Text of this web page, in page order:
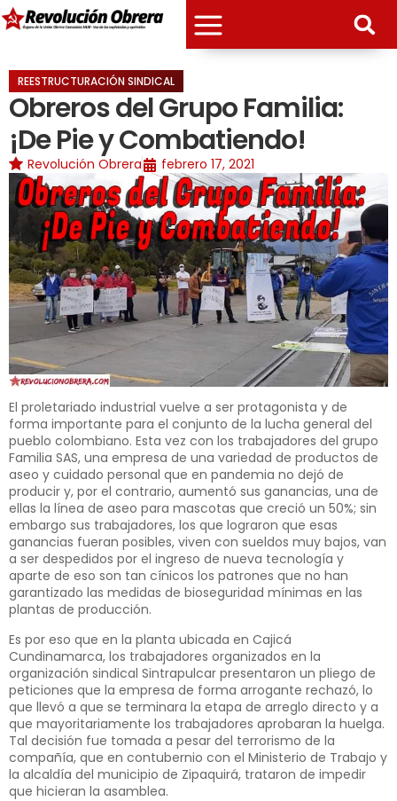
REESTRUCTURACIÓN SINDICAL
Obreros del Grupo Familia:
¡De Pie y Combatiendo!
Revolución Obrera febrero 17, 2021
El proletariado industrial vuelve a ser protagonista y de
forma importante para el conjunto de la lucha general del
pueblo colombiano. Esta vez con los trabajadores del grupo
Familia SAS, una empresa de una variedad de productos de
aseo y cuidado personal que en pandemia no dejó de
producir y, por el contrario, aumentó sus ganancias, una de
ellas la línea de aseo para mascotas que creció un 50%; sin
embargo sus trabajadores, los que lograron que esas
ganancias fueran posibles, viven con sueldos muy bajos, van
a ser despedidos por el ingreso de nueva tecnología y
aparte de eso son tan cínicos los patrones que no han
garantizado las medidas de bioseguridad mínimas en las
plantas de producción.
Es por eso que en la planta ubicada en Cajicá
Cundinamarca, los trabajadores organizados en la
organización sindical Sintrapulcar presentaron un pliego de
peticiones que la empresa de forma arrogante rechazó, lo
que llevó a que se terminara la etapa de arreglo directo y a
que mayoritariamente los trabajadores aprobaran la huelga.
Tal decisión fue tomada a pesar del terrorismo de la
compañía, que en contubernio con el Ministerio de Trabajo y
la alcaldía del municipio de Zipaquirá, trataron de impedir
que hicieran la asamblea.